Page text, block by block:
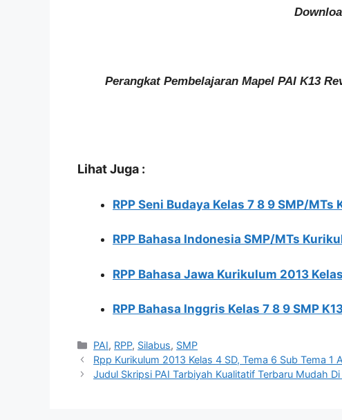
Perangkat Pembelajaran Mapel PAI K13
Lihat Juga :
RPP Seni Budaya Kelas 7 8 9 SMP/
RPP Bahasa Indonesia SMP/MTs
RPP Bahasa Jawa Kurikulum 2013
RPP Bahasa Inggris Kelas 7 8 9 SMP
Kategori
PAI, RPP, Silabus, SMP
Rpp Kurikulum 2013 Kelas 4 SD, Tema 6 Sub Tema 1
Judul Skripsi PAI Tarbiyah Kualitatif Terbaru Mudah